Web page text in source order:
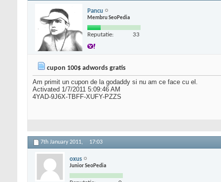
Pancu
Membru SeoPedia
Reputatie: 33
cupon 100$ adwords gratis
Am primit un cupon de la godaddy si nu am ce face cu el.
Activated 1/7/2011 5:09:46 AM
4YAD-9J6X-TBFF-XUFY-PZZS
7th January 2011, 17:03
oxus
Junior SeoPedia